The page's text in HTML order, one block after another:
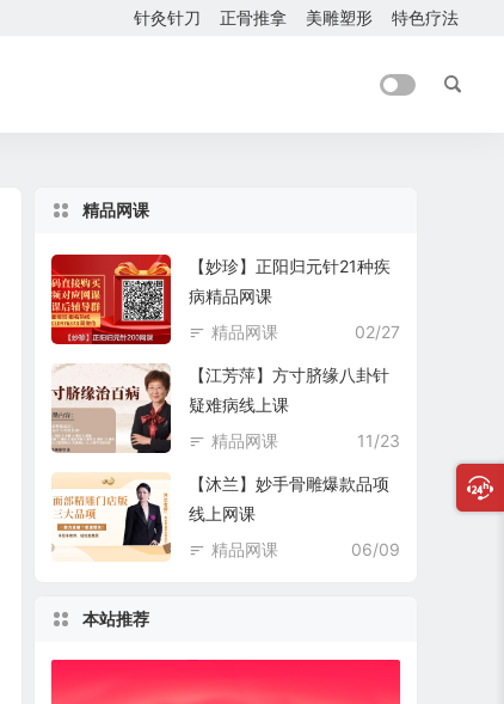
针灸针刀 正骨推拿 美雕塑形 特色疗法
精品网课
【妙珍】正阳归元针21种疾
病精品网课
02/27
精品网课
【江芳萍】方寸脐缘八卦针
疑难病线上课
11/23
精品网课
【沐兰】妙手骨雕爆款品项
线上网课
06/09
精品网课
本站推荐